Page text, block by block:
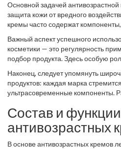
Основной задачей антивозрастной
защита кожи от вредного
кремы часто содержат
фотостарением, его усиливают
Следовательно, качественный
защищать кожу, не оставляя
Важный аспект успешного
косметики — это регулярность
подбор продукта. Здесь особую
более плотные кремы.
тип кожи, возраст, климат, в
года.
Наконец, следует упомянуть
продуктов: каждая марка
ультрасовременные компоненты.
Покупая антивозрастной крем,
утреннего и вечернего ритуала
долгосрочных результатов.
Состав и функции
антивозрастных
В основе антивозрастных кремов